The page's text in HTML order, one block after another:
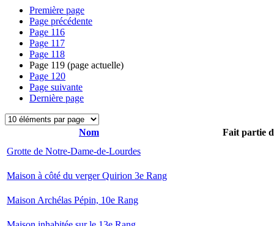
Première page
Page précédente
Page 116
Page 117
Page 118
Page 119 (page actuelle)
Page 120
Page suivante
Dernière page
Nom
Fait partie
Grotte de Notre-Dame-de-Lourdes
Maison à côté du verger Quirion 3e Rang
Maison Archélas Pépin, 10e Rang